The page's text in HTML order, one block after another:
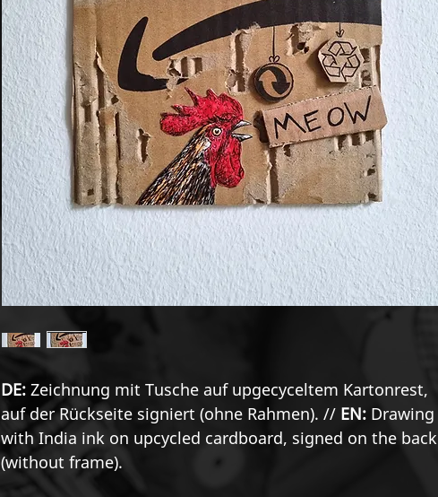
DE: Zeichnung mit Tusche auf upgecyceltem Kartonrest,
auf der Rückseite signiert (ohne Rahmen). // EN: Drawing
with India ink on upcycled cardboard, signed on the back
(without frame).